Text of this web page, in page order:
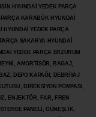
HYUNDAİ YEDEK PARÇA
KARABÜK HYUNDAİ
HYUNDAİ YEDEK PARÇA
SAKARYA HYUNDAİ
YEDEK PARÇA ERZURUM
AMORTİSÖR, BAGAJ,
DEPO KAPAĞI, DEBRİYAJ
DİREKSİYON POMPASI,
ENJEKTÖR,
FAR, FREN
PANELİ, GÜNEŞLİK,